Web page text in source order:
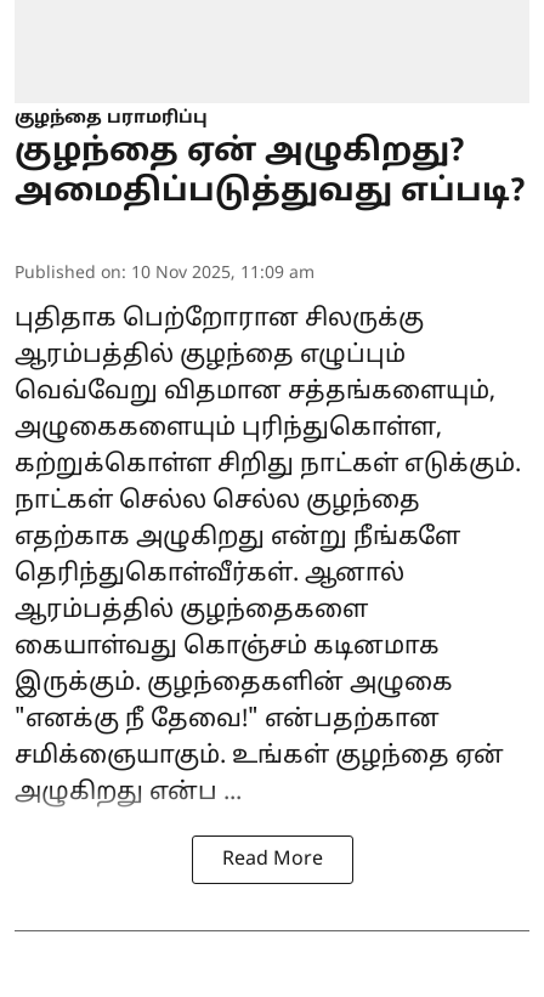
குழந்தை பராமரிப்பு
குழந்தை ஏன் அழுகிறது?
அமைதிப்படுத்துவது எப்படி?
Published on: 10 Nov 2025, 11:09 am
புதிதாக பெற்றோரான சிலருக்கு
ஆரம்பத்தில் குழந்தை எழுப்பும்
வெவ்வேறு விதமான சத்தங்களையும்,
அழுகைகளையும் புரிந்துகொள்ள,
கற்றுக்கொள்ள சிறிது நாட்கள் எடுக்கும்.
நாட்கள் செல்ல செல்ல குழந்தை
எதற்காக அழுகிறது என்று நீங்களே
தெரிந்துகொள்வீர்கள். ஆனால்
ஆரம்பத்தில் குழந்தைகளை
கையாள்வது கொஞ்சம் கடினமாக
இருக்கும். குழந்தைகளின் அழுகை
"எனக்கு நீ தேவை!" என்பதற்கான
சமிக்ஞையாகும். உங்கள் குழந்தை ஏன்
அழுகிறது என்ப ...
Read More